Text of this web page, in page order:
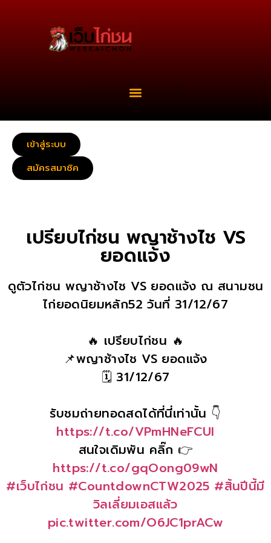
เข้าสู่ระบบ
สมัครสมาชิค
เปรียบไก่ชน พญาช้างไช VS
ยอดแจ้ง
ดูตัวไก่ชน พญาช้างไช VS ยอดแจ้ง ณ สนามชน
ไก่ยอดนิยมหลัก52 วันที่ 31/12/67
🔥 เปรียบไก่ชน 🔥
📌พญาช้างไช VS ยอดแจ้ง
🗓 31/12/67
รับชมถ่ายทอดสดได้ที่นี่เท่านั้น 👇
https://t.co/VPmHNeFCUI
สนใจเดิมพัน คลิ๊ก 👉
https://t.co/gqOong09wN
#เว็บไก่ชน #CountdownCTW2025 #สิ้นปีนี้มี
วิลเลี่ยมเอสแล้ว
pic.twitter.com/O6JC1prACw